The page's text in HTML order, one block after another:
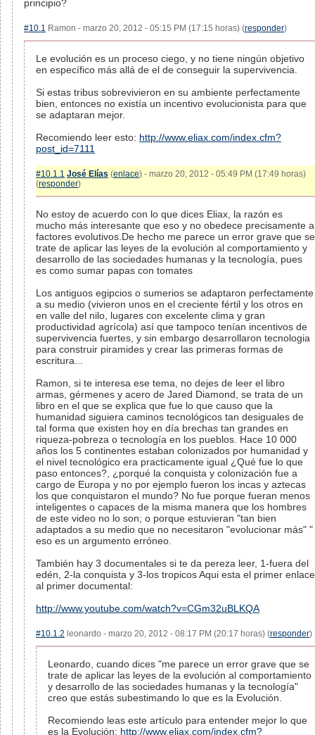
principio?
#10.1 Ramon - marzo 20, 2012 - 05:15 PM (17:15 horas) (responder)
Le evolución es un proceso ciego, y no tiene ningún objetivo
en específico más allá de el de conseguir la supervivencia.
Si estas tribus sobrevivieron en su ambiente perfectamente
bien, entonces no existía un incentivo evolucionista para que
se adaptaran mejor.
Recomiendo leer esto: http://www.eliax.com/index.cfm?
post_id=7111
#10.1.1 José Elías (enlace) - marzo 20, 2012 - 05:49 PM (17:49 horas)
(responder)
No estoy de acuerdo con lo que dices Eliax, la razón es
mucho más interesante que eso y no obedece precisamente a
factores evolutivos.De hecho me parece un error grave que se
trate de aplicar las leyes de la evolución al comportamiento y
desarrollo de las sociedades humanas y la tecnología, pues
es como sumar papas con tomates
Los antiguos egipcios o sumerios se adaptaron perfectamente
a su medio (vivieron unos en el creciente fértil y los otros en
en valle del nilo, lugares con excelente clima y gran
productividad agrícola) así que tampoco tenían incentivos de
supervivencia fuertes, y sin embargo desarrollaron tecnologia
para construir piramides y crear las primeras formas de
escritura...
Ramon, si te interesa ese tema, no dejes de leer el libro
armas, gérmenes y acero de Jared Diamond, se trata de un
libro en el que se explica que fue lo que causo que la
humanidad siguiera caminos tecnológicos tan desiguales de
tal forma que existen hoy en día brechas tan grandes en
riqueza-pobreza o tecnología en los pueblos. Hace 10 000
años los 5 continentes estaban colonizados por humanidad y
el nivel tecnológico era practicamente igual ¿Qué fue lo que
paso entonces?, ¿porqué la conquista y colonización fue a
cargo de Europa y no por ejemplo fueron los incas y aztecas
los que conquistaron el mundo? No fue porque fueran menos
inteligentes o capaces de la misma manera que los hombres
de este video no lo son; o porque estuvieran "tan bien
adaptados a su medio que no necesitaron "evolucionar más" "
eso es un argumento erróneo.
También hay 3 documentales si te da pereza leer, 1-fuera del
edén, 2-la conquista y 3-los tropicos Aqui esta el primer enlace
al primer documental:
http://www.youtube.com/watch?v=CGm32uBLKQA
#10.1.2 leonardo - marzo 20, 2012 - 08:17 PM (20:17 horas) (responder)
Leonardo, cuando dices "me parece un error grave que se
trate de aplicar las leyes de la evolución al comportamiento
y desarrollo de las sociedades humanas y la tecnología"
creo que estás subestimando lo que es la Evolución.
Recomiendo leas este artículo para entender mejor lo que
es la Evolución: http://www.eliax.com/index.cfm?